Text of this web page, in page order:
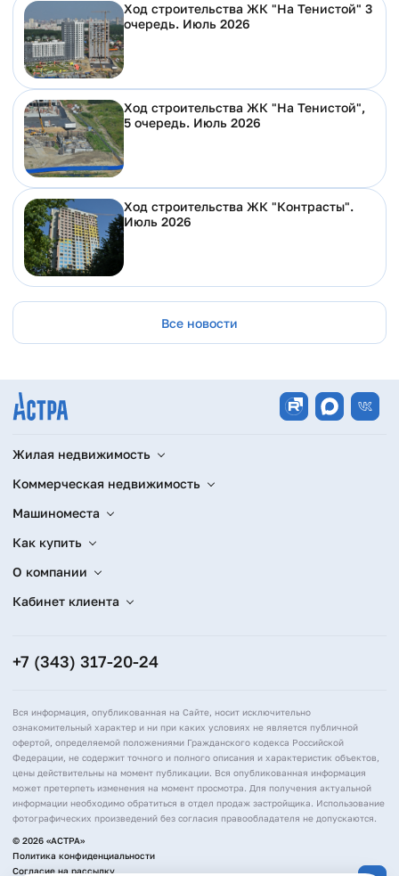
Ход строительства ЖК "На Тенистой" 3
очередь. Июль 2026
Ход строительства ЖК "На Тенистой",
5 очередь. Июль 2026
Ход строительства ЖК "Контрасты".
Июль 2026
Все новости
Жилая недвижимость
Коммерческая недвижимость
Машиноместа
Как купить
О компании
Кабинет клиента
+7 (343) 317-20-24
Вся информация, опубликованная на Сайте, носит исключительно
ознакомительный характер и ни при каких условиях не является публичной
офертой, определяемой положениями Гражданского кодекса Российской
Федерации, не содержит точного и полного описания и характеристик объектов,
цены действительны на момент публикации. Вся опубликованная информация
может претерпеть изменения на момент просмотра. Для получения актуальной
информации необходимо обратиться в отдел продаж застройщика. Использование
фотографических произведений без согласия правообладателя не допускаются.
© 2026 «АСТРА»
Политика конфиденциальности
Согласие на рассылку